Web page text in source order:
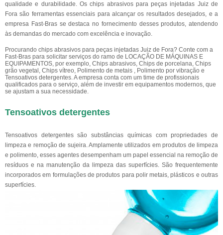
qualidade e durabilidade. Os chips abrasivos para peças injetadas Juiz de
Fora são ferramentas essenciais para alcançar os resultados desejados, e a
empresa Fast-Bras se destaca no fornecimento desses produtos, atendendo
às demandas do mercado com excelência e inovação.
Procurando chips abrasivos para peças injetadas Juiz de Fora? Conte com a
Fast-Bras para solicitar serviços do ramo de LOCAÇÃO DE MÁQUINAS E
EQUIPAMENTOS, por exemplo, Chips abrasivos, Chips de porcelana, Chips
grão vegetal, Chips vítreo, Polimento de metais , Polimento por vibração e
Tensoativos detergentes. A empresa conta com um time de profissionais
qualificados para o serviço, além de investir em equipamentos modernos, que
se ajustam a sua necessidade.
Tensoativos detergentes
Tensoativos detergentes são substâncias químicas com propriedades de
limpeza e remoção de sujeira. Amplamente utilizados em produtos de limpeza
e polimento, esses agentes desempenham um papel essencial na remoção de
resíduos e na manutenção da limpeza das superfícies. São frequentemente
incorporados em formulações de produtos para polir metais, plásticos e outras
superfícies.